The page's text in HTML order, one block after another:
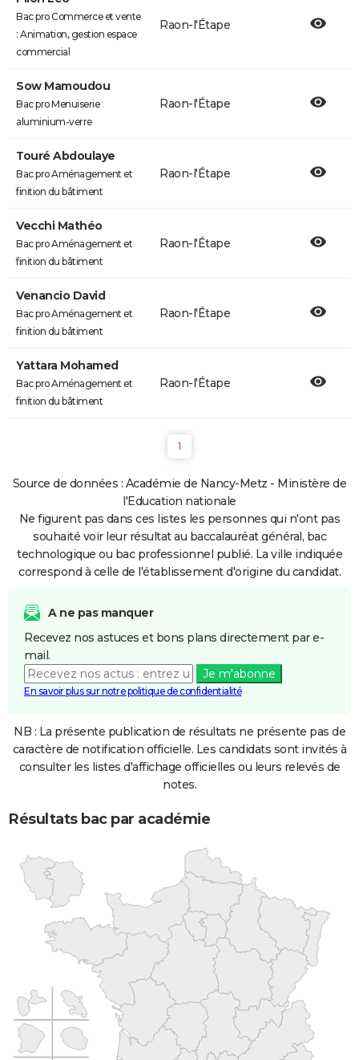
Bac pro Commerce et vente
: Animation, gestion espace
commercial
Raon-l'Étape
Sow Mamoudou
Bac pro Menuiserie
aluminium-verre
Raon-l'Étape
Touré Abdoulaye
Bac pro Aménagement et
finition du bâtiment
Raon-l'Étape
Vecchi Mathéo
Bac pro Aménagement et
finition du bâtiment
Raon-l'Étape
Venancio David
Bac pro Aménagement et
finition du bâtiment
Raon-l'Étape
Yattara Mohamed
Bac pro Aménagement et
finition du bâtiment
Raon-l'Étape
1
Source de données : Académie de Nancy-Metz - Ministère de
l'Education nationale
Ne figurent pas dans ces listes les personnes qui n'ont pas
souhaité voir leur résultat au baccalauréat général, bac
technologique ou bac professionnel publié. La ville indiquée
correspond à celle de l'établissement d'origine du candidat.
A ne pas manquer
Recevez nos astuces et bons plans directement par e-
mail.
Je m'abonne
En savoir plus sur notre politique de confidentialité
NB : La présente publication de résultats ne présente pas de
caractère de notification officielle. Les candidats sont invités à
consulter les listes d'affichage officielles ou leurs relevés de
notes.
Résultats bac par académie